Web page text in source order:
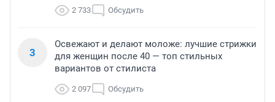
2 733 Обсудить
3
Освежают и делают моложе: лучшие стрижки
для женщин после 40 — топ стильных
вариантов от стилиста
2 097 Обсудить